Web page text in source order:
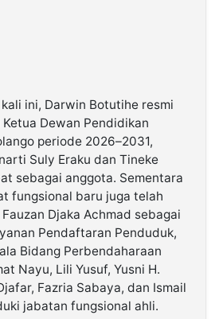
ini, Darwin Botutihe resmi
Dewan Pendidikan
periode 2026–2031,
Suly Eraku dan Tineke
sebagai anggota. Sementara
fungsional baru juga telah
Djaka Achmad sebagai
Pendaftaran Penduduk,
Bidang Perbendaharaan
Nayu, Lili Yusuf, Yusni H.
Fazria Sabaya, dan Ismail
jabatan fungsional ahli.